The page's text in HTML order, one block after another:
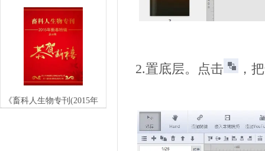
《畜科人生物专刊(2015年
2.置底层。点击 ，